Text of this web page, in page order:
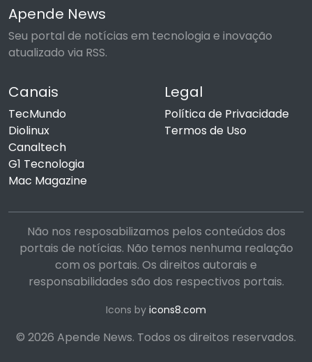
Apende News
Seu portal de notícias em tecnologia e inovação
atualizado via RSS.
Canais
TecMundo
Diolinux
Canaltech
G1 Tecnologia
Mac Magazine
Legal
Política de Privacidade
Termos de Uso
Não nos resposabilizamos pelos conteúdos dos
portais de notícias. Não temos nenhuma realação
com os portais. Os direitos autorais e
responsabilidades são dos respectivos portais.
Icons by icons8.com
© 2026 Apende News. Todos os direitos reservados.